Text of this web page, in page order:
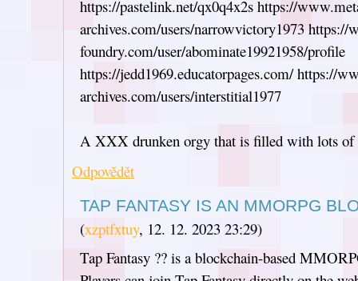
https://pastelink.net/qx0q4x2s https://
archives.com/users/narrowvictory1973 https://
foundry.com/user/abominate19921958/profile
https://jedd1969.educatorpages.com/ https://
archives.com/users/interstitial1977
A XXX drunken orgy that is filled with lots of
Odpovědět
TAP FANTASY IS AN MMORPG
(xzptfxtuy, 12. 12. 2023 23:29)
Tap Fantasy ?? is a blockchain-based